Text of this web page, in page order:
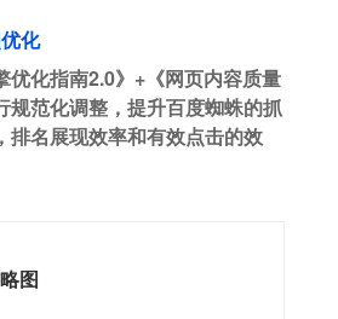
化
优化指南2.0》+《网页内容质量
规范化调整，提升百度蜘蛛的抓
排名展现效率和有效点击的效
图